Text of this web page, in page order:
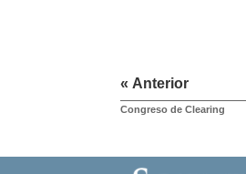
« Anterior
Congreso de Clearing